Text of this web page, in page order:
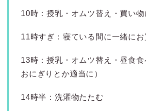
10時：授乳・オムツ替え・買い
11時すぎ：寝ている間に一緒にお
13時：授乳・オムツ替え・昼食食
おにぎりとか適当に）
14時半：洗濯物たたむ